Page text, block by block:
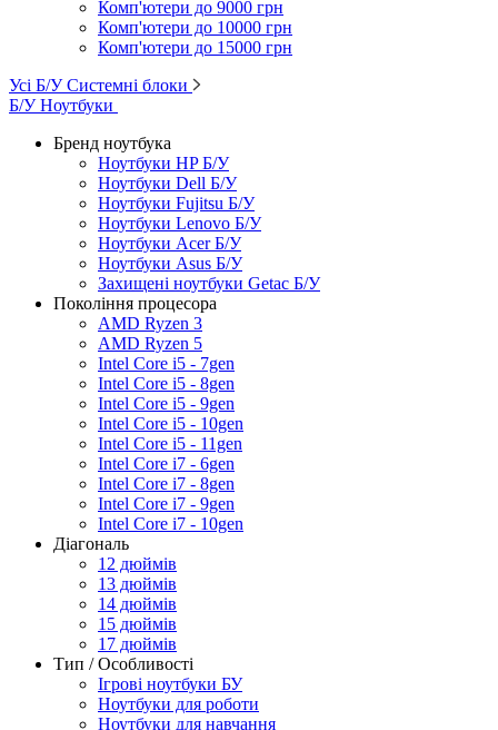
Комп'ютери до 9000 грн
Комп'ютери до 10000 грн
Комп'ютери до 15000 грн
Усі Б/У Системні блоки
Б/У Ноутбуки
Бренд ноутбука
Ноутбуки HP Б/У
Ноутбуки Dell Б/У
Ноутбуки Fujitsu Б/У
Ноутбуки Lenovo Б/У
Ноутбуки Acer Б/У
Ноутбуки Asus Б/У
Захищені ноутбуки Getac Б/У
Покоління процесора
AMD Ryzen 3
AMD Ryzen 5
Intel Core i5 - 7gen
Intel Core i5 - 8gen
Intel Core i5 - 9gen
Intel Core i5 - 10gen
Intel Core i5 - 11gen
Intel Core i7 - 6gen
Intel Core i7 - 8gen
Intel Core i7 - 9gen
Intel Core i7 - 10gen
Діагональ
12 дюймів
13 дюймів
14 дюймів
15 дюймів
17 дюймів
Тип / Особливості
Ігрові ноутбуки БУ
Ноутбуки для роботи
Ноутбуки для навчання